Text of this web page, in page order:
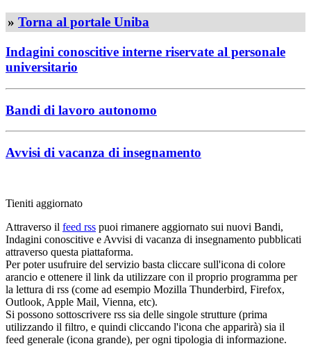
» Torna al portale Uniba
Indagini conoscitive interne riservate al personale
universitario
Bandi di lavoro autonomo
Avvisi di vacanza di insegnamento
Tieniti aggiornato
Attraverso il feed rss puoi rimanere aggiornato sui nuovi Bandi,
Indagini conoscitive e Avvisi di vacanza di insegnamento pubblicati
attraverso questa piattaforma.
Per poter usufruire del servizio basta cliccare sull'icona di colore
arancio e ottenere il link da utilizzare con il proprio programma per
la lettura di rss (come ad esempio Mozilla Thunderbird, Firefox,
Outlook, Apple Mail, Vienna, etc).
Si possono sottoscrivere rss sia delle singole strutture (prima
utilizzando il filtro, e quindi cliccando l'icona che apparirà) sia il
feed generale (icona grande), per ogni tipologia di informazione.